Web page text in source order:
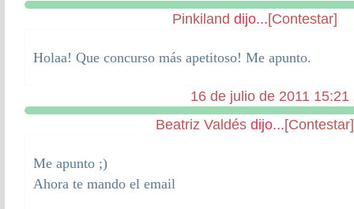
Pinkiland dijo...[Contestar]
Holaa! Que concurso más apetitoso! Me apunto.
16 de julio de 2011 15:21
Beatriz Valdés dijo...[Contestar]
Me apunto ;)
Ahora te mando el email